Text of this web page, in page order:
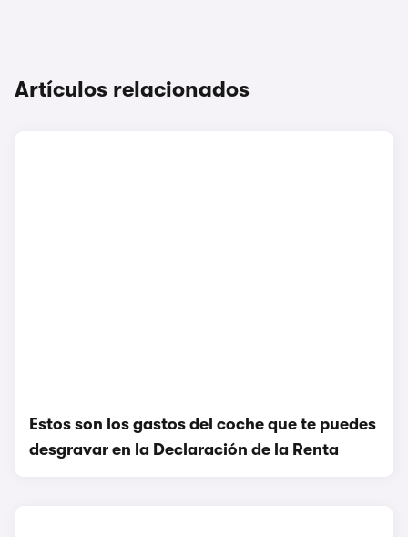
Artículos relacionados
Estos son los gastos del coche que te puedes
desgravar en la Declaración de la Renta